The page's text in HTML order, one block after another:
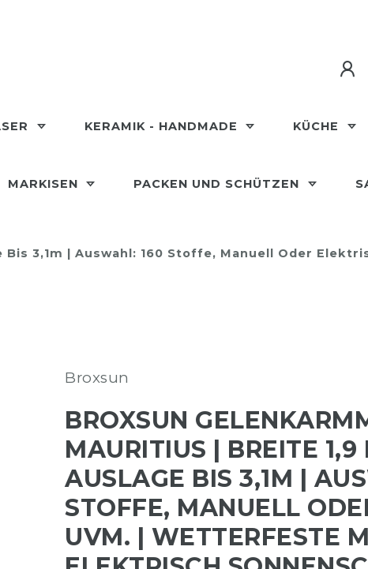
KERAMIK - HANDMADE KÜCHE
MARKISEN PACKEN UND SCHÜTZEN
3,1m | Auswahl: 160 Stoffe, Manuell Oder
Broxsun
BROXSUN
MAURITIUS | BREITE 1,9
AUSLAGE BIS 3,1M |
STOFFE, MANUELL
UVM. | WETTERFESTE